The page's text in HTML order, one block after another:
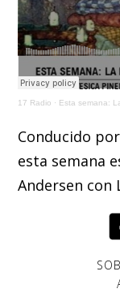
17 Radio · Esta semana:
Conducido
esta semana
Andersen con